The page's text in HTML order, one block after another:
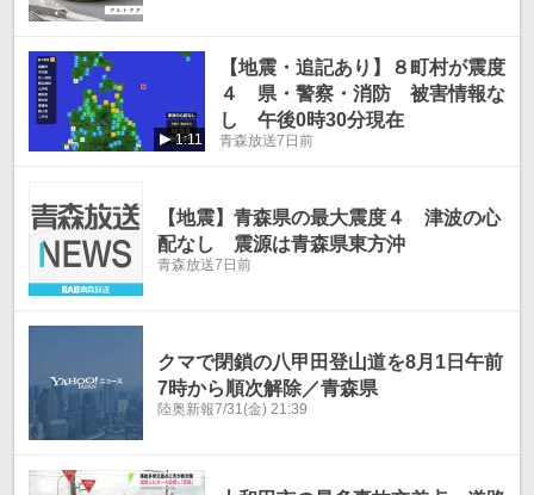
1:11
【地震・追記あり】８町村が震度
４ 県・警察・消防 被害情報な
し 午後0時30分現在
青森放送7日前
【地震】青森県の最大震度４ 津波の心
配なし 震源は青森県東方沖
青森放送7日前
クマで閉鎖の八甲田登山道を8月1日午前
7時から順次解除／青森県
陸奥新報7/31(金) 21:39